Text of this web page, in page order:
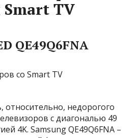
TV
QE49Q6FNA
относительно, недорогого
с диагональю 49
4K. Samsung QE49Q6FNA –